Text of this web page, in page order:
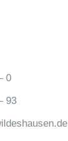
0
93